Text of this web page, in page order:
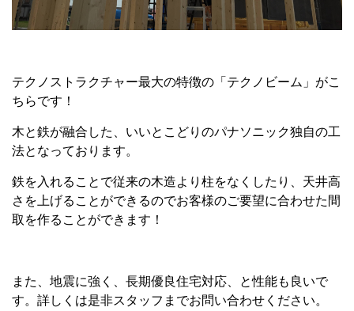
テクノストラクチャー最大の特徴の「テクノビーム」がこ
ちらです！
木と鉄が融合した、いいとこどりのパナソニック独自の工
法となっております。
鉄を入れることで従来の木造より柱をなくしたり、天井高
さを上げることができるのでお客様のご要望に合わせた間
取を作ることができます！
また、地震に強く、長期優良住宅対応、と性能も良いで
す。詳しくは是非スタッフまでお問い合わせください。